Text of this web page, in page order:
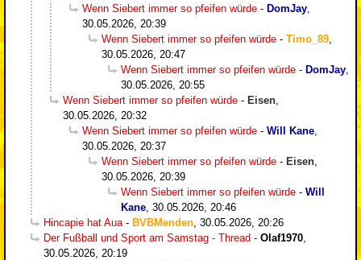
Wenn Siebert immer so pfeifen würde - DomJay
30.05.2026, 20:39
Wenn Siebert immer so pfeifen würde - Timo_89
30.05.2026, 20:47
Wenn Siebert immer so pfeifen würde - DomJay
30.05.2026, 20:55
Wenn Siebert immer so pfeifen würde - Eisen
30.05.2026, 20:32
Wenn Siebert immer so pfeifen würde - Will Kane
30.05.2026, 20:37
Wenn Siebert immer so pfeifen würde - Eisen
30.05.2026, 20:39
Wenn Siebert immer so pfeifen würde - Will
Kane 30.05.2026, 20:46
Hincapie hat Aua - BVBMenden 30.05.2026, 20:26
Der Fußball und Sport am Samstag - Thread - Olaf1970
30.05.2026, 20:19